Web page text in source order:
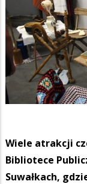
Wiele atrakcji
Bibliotece
Suwałkach,